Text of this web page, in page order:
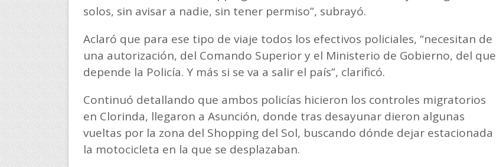
solos, sin avisar a nadie, sin tener permiso”, subrayó.
Aclaró que para ese tipo de viaje todos los efectivos policiales, “necesitan de
una autorización, del Comando Superior y el Ministerio de Gobierno, del que
depende la Policía. Y más si se va a salir el país”, clarificó.
Continuó detallando que ambos policías hicieron los controles migratorios
en Clorinda, llegaron a Asunción, donde tras desayunar dieron algunas
vueltas por la zona del Shopping del Sol, buscando dónde dejar estacionada
la motocicleta en la que se desplazaban.